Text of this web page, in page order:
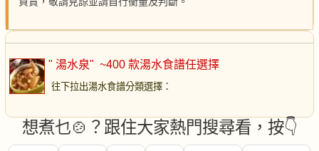
" 湯水泉" ~400 款湯水食譜任選擇
往下拉出湯水食譜分類選擇 ：
想煮乜🍲？跟住大家熱門搜尋看，按👇